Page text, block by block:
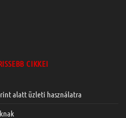
CIKKEI
alatt üzleti használatra